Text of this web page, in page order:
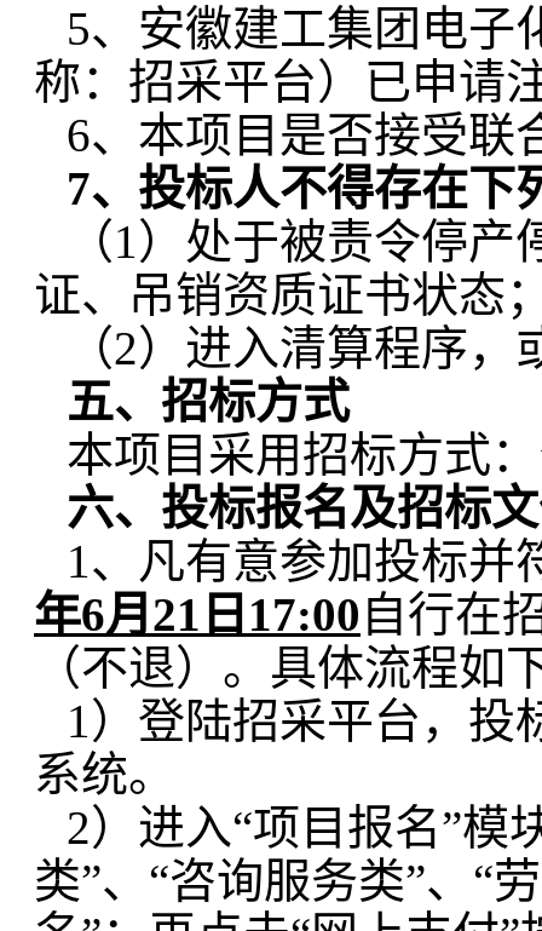
5、安徽建工集团电子
称：招采平台）已申请
6、本项目是否接受联
7、投标人不得存在下
（1）处于被责令停
证、吊销资质证书状态
（2）进入清算程序
五、招标方式
本项目采用招标方式
六、投标报名及招标
1、凡有意参加投标并
年6月21日17:00自行在
（不退）。具体流程如
1）登陆招采平台，投
系统。
2）进入“项目报名”模
类”、“咨询服务类”、“